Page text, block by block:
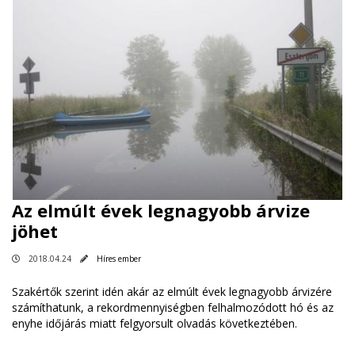
Az elmúlt évek legnagyobb árvize
jöhet
2018.04.24 Híres ember
Szakértők szerint idén akár az elmúlt évek legnagyobb árvizére
számíthatunk, a rekordmennyiségben felhalmozódott hó és az
enyhe időjárás miatt felgyorsult olvadás következtében.